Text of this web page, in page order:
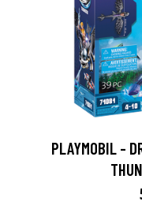
PLAYMOBIL -